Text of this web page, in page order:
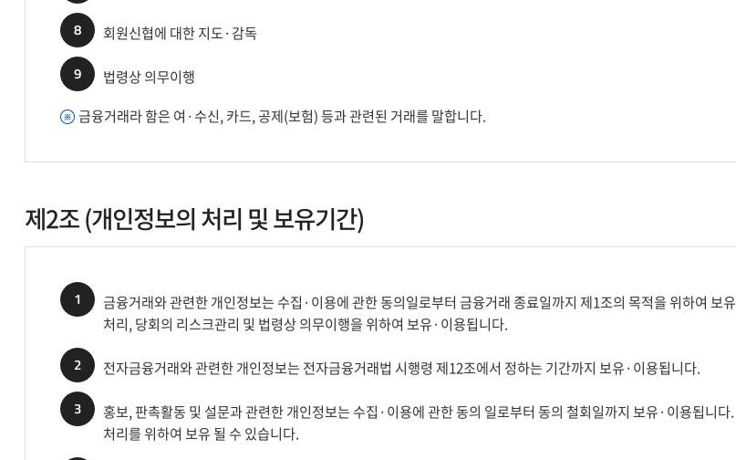
8
회원신협에 대한 지도·감독
9
법령상 의무이행
금융거래라 함은 여·수신, 카드, 공제(보험) 등과 관련된 거래를 말합니다.
제2조 (개인정보의 처리 및 보유기간)
1
금융거래와 관련한 개인정보는 수집·이용에 관한 동의일로부터 금융거래 종료일까지 제1조의 목적을 위하여
처리, 당회의 리스크관리 및 법령상 의무이행을 위하여 보유·이용됩니다.
2
전자금융거래와 관련한 개인정보는 전자금융거래법 시행령 제12조에서 정하는 기간까지 보유·이용됩니다.
3
홍보, 판촉활동 및 설문과 관련한 개인정보는 수집·이용에 관한 동의 일로부터 동의 철회일까지 보유·이용됩니
처리를 위하여 보유 될 수 있습니다.